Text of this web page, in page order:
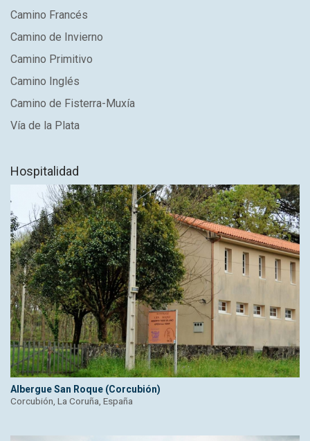
Camino Francés
Camino de Invierno
Camino Primitivo
Camino Inglés
Camino de Fisterra-Muxía
Vía de la Plata
Hospitalidad
Albergue San Roque (Corcubión)
Corcubión, La Coruña, España